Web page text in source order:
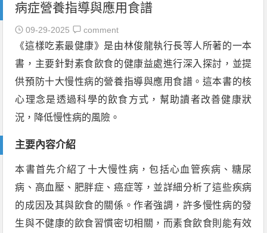
病症營養指導與應用食譜
09-29-2025 comment
《這樣吃素最健康》是由林俊龍執行長等人所著的一本
書，主要針對素食飲食的健康益處進行深入探討，並提
供預防十大慢性病的營養指導與應用食譜。這本書的核
心理念是透過科學的飲食方式，幫助讀者改善健康狀
況，降低慢性病的風險。
主要內容介紹
本書首先介紹了十大慢性病，包括心血管疾病、糖尿
病、高血壓、肥胖症、癌症等，並詳細分析了這些疾病
的成因及其與飲食的關係。作者強調，許多慢性病的發
生與不健康的飲食習慣密切相關，而素食飲食則能有效